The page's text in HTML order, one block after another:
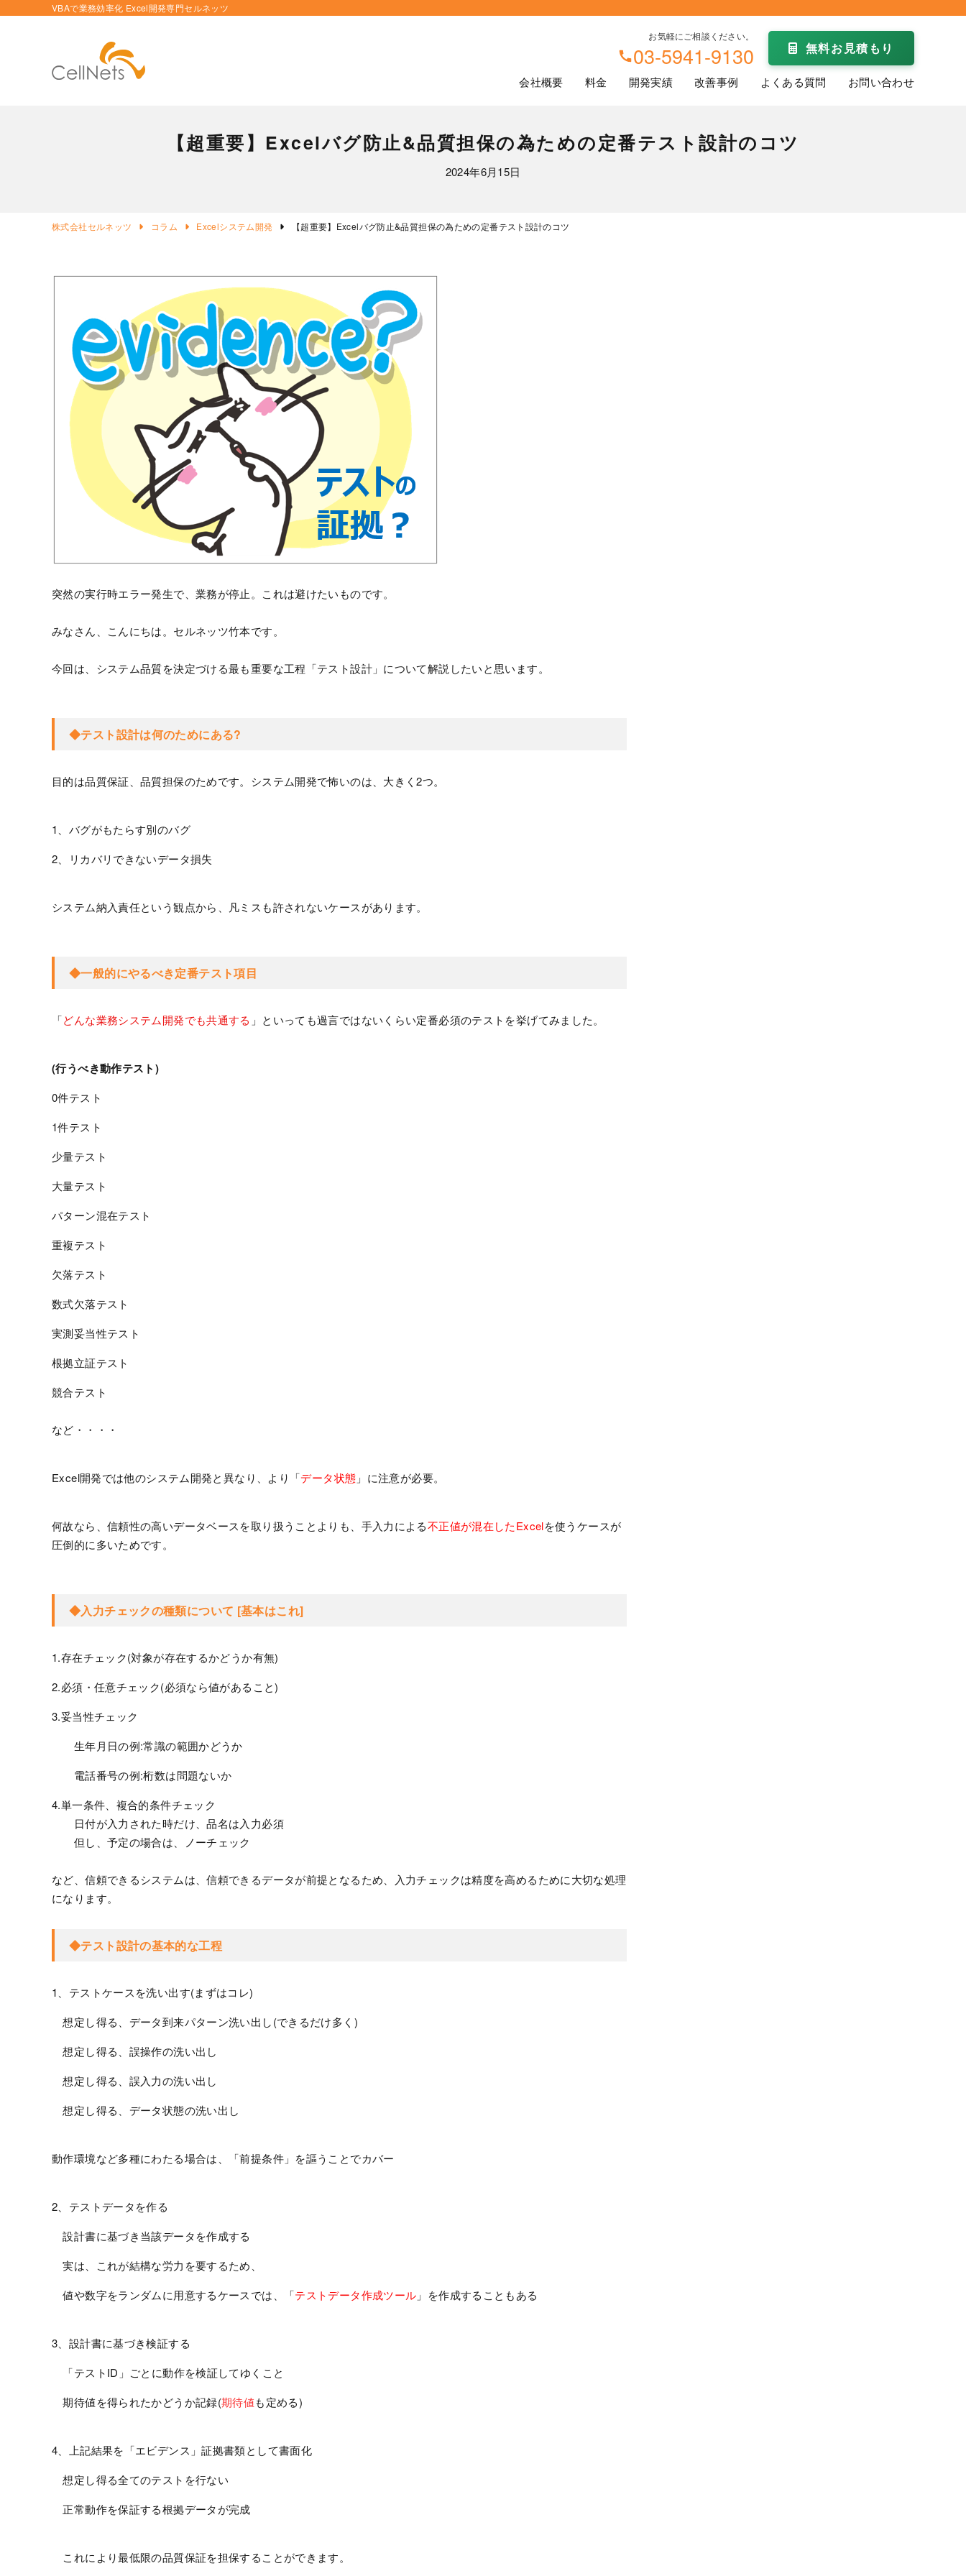
VBAで業務効率化 Excel開発専門セルネッツ
お気軽にご相談ください。
03-5941-9130 無料お見積もり
会社概要 料金 開発実績 改善事例 よくある質問 お問い合わせ
【超重要】Excelバグ防止&品質担保の為ための定番テスト設計のコツ
2024年6月15日
株式会社セルネッツ コラム Excelシステム開発 【超重要】Excelバグ防止&品質担保の為ための定番テスト設計のコツ
突然の実行時エラー発生で、業務が停止。これは避けたいものです。
みなさん、こんにちは。セルネッツ竹本です。
今回は、システム品質を決定づける最も重要な工程「テスト設計」について解説したいと思います。
◆テスト設計は何のためにある?
目的は品質保証、品質担保のためです。システム開発で怖いのは、大きく2つ。
1、バグがもたらす別のバグ
2、リカバリできないデータ損失
システム納入責任という観点から、凡ミスも許されないケースがあります。
◆一般的にやるべき定番テスト項目
「どんな業務システム開発でも共通する 」といっても過言ではないくらい定番必須のテストを挙げてみました。
(行うべき動作テスト)
0件テスト
1件テスト
少量テスト
大量テスト
パターン混在テスト
重複テスト
欠落テスト
数式欠落テスト
実測妥当性テスト
根拠立証テスト
競合テスト
など・・・・
Excel開発では他のシステム開発と異なり、より「データ状態 」に注意が必要。
何故なら、信頼性の高いデータベースを取り扱うことよりも、手入力による不正値が混在したExcelを使うケースが
圧倒的に多いためです。
◆入力チェックの種類について [基本はこれ]
1.存在チェック(対象が存在するかどうか有無)
2.必須・任意チェック(必須なら値があること)
3.妥当性チェック
生年月日の例:常識の範囲かどうか
電話番号の例:桁数は問題ないか
4.単一条件、複合的条件チェック
日付が入力された時だけ、品名は入力必須
但し、予定の場合は、ノーチェック
など、信頼できるシステムは、信頼できるデータが前提となるため、入力チェックは精度を高めるために大切な処理
になります。
◆テスト設計の基本的な工程
1、テストケースを洗い出す(まずはコレ)
想定し得る、データ到来パターン洗い出し(できるだけ多く)
想定し得る、誤操作の洗い出し
想定し得る、誤入力の洗い出し
想定し得る、データ状態の洗い出し
動作環境など多種にわたる場合は、「前提条件」を謳うことでカバー
2、テストデータを作る
設計書に基づき当該データを作成する
実は、これが結構な労力を要するため、
値や数字をランダムに用意するケースでは、「テストデータ作成ツール 」を作成することもある
3、設計書に基づき検証する
「テストID」ごとに動作を検証してゆくこと
期待値を得られたかどうか記録(期待値も定める)
4、上記結果を「エビデンス」証拠書類として書面化
想定し得る全てのテストを行ない
正常動作を保証する根拠データが完成
これにより最低限の品質保証を担保することができます。